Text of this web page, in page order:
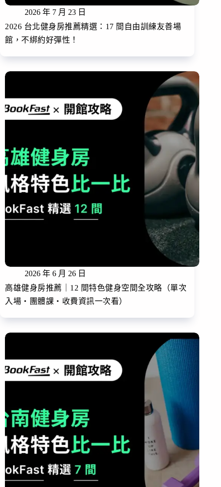
2026 年 7 月 23 日
2026 台北健身房推薦精選：17 間自由訓練友善場
館，不綁約好彈性！
2026 年 6 月 26 日
高雄健身房推薦｜12 間特色健身空間全攻略（單次
入場・團體課・收費資訊一次看）